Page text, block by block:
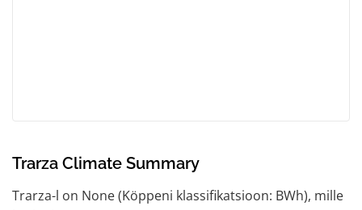
Trarza Climate Summary
Trarza-l on None (Köppeni klassifikatsioon: BWh), mille